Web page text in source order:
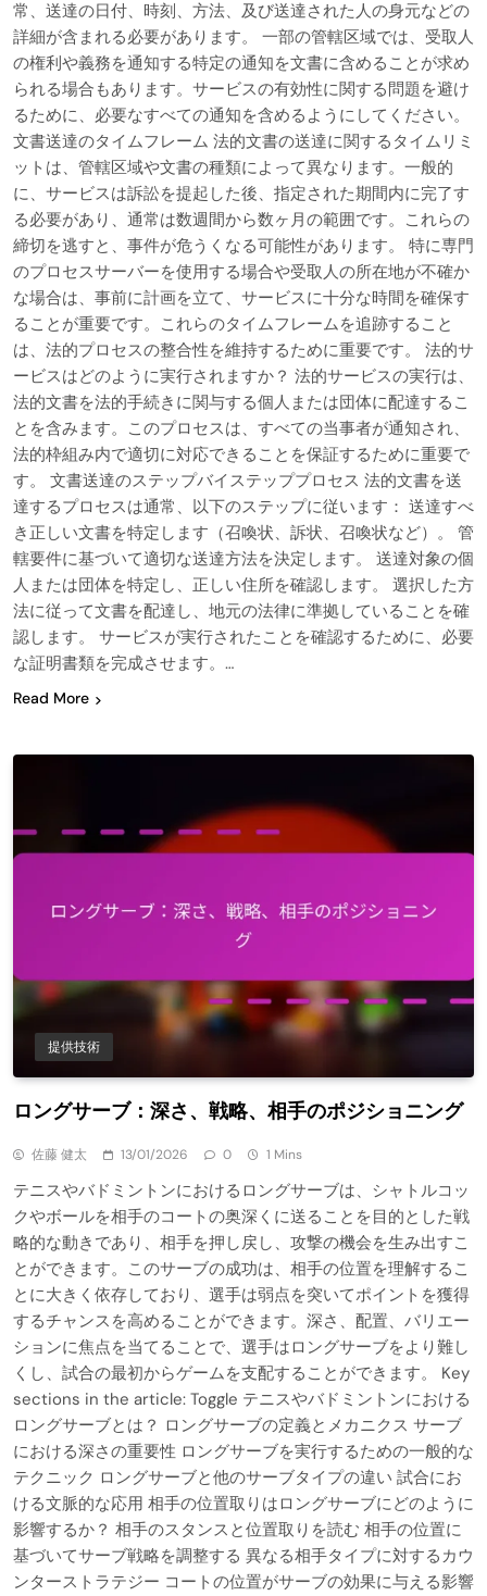
常、送達の日付、時刻、方法、及び送達された人の身元などの
詳細が含まれる必要があります。 一部の管轄区域では、受取人
の権利や義務を通知する特定の通知を文書に含めることが求め
られる場合もあります。サービスの有効性に関する問題を避け
るために、必要なすべての通知を含めるようにしてください。
文書送達のタイムフレーム 法的文書の送達に関するタイムリミ
ットは、管轄区域や文書の種類によって異なります。一般的
に、サービスは訴訟を提起した後、指定された期間内に完了す
る必要があり、通常は数週間から数ヶ月の範囲です。これらの
締切を逃すと、事件が危うくなる可能性があります。 特に専門
のプロセスサーバーを使用する場合や受取人の所在地が不確か
な場合は、事前に計画を立て、サービスに十分な時間を確保す
ることが重要です。これらのタイムフレームを追跡すること
は、法的プロセスの整合性を維持するために重要です。 法的サ
ービスはどのように実行されますか？ 法的サービスの実行は、
法的文書を法的手続きに関与する個人または団体に配達するこ
とを含みます。このプロセスは、すべての当事者が通知され、
法的枠組み内で適切に対応できることを保証するために重要で
す。 文書送達のステップバイステッププロセス 法的文書を送
達するプロセスは通常、以下のステップに従います： 送達すべ
き正しい文書を特定します（召喚状、訴状、召喚状など）。 管
轄要件に基づいて適切な送達方法を決定します。 送達対象の個
人または団体を特定し、正しい住所を確認します。 選択した方
法に従って文書を配達し、地元の法律に準拠していることを確
認します。 サービスが実行されたことを確認するために、必要
な証明書類を完成させます。…
Read More
提供技術
ロングサーブ：深さ、戦略、相手のポジショニング
佐藤 健太 13/01/2026 0 1 Mins
テニスやバドミントンにおけるロングサーブは、シャトルコッ
クやボールを相手のコートの奥深くに送ることを目的とした戦
略的な動きであり、相手を押し戻し、攻撃の機会を生み出すこ
とができます。このサーブの成功は、相手の位置を理解するこ
とに大きく依存しており、選手は弱点を突いてポイントを獲得
するチャンスを高めることができます。深さ、配置、バリエー
ションに焦点を当てることで、選手はロングサーブをより難し
くし、試合の最初からゲームを支配することができます。 Key
sections in the article: Toggle テニスやバドミントンにおける
ロングサーブとは？ ロングサーブの定義とメカニクス サーブ
における深さの重要性 ロングサーブを実行するための一般的な
テクニック ロングサーブと他のサーブタイプの違い 試合にお
ける文脈的な応用 相手の位置取りはロングサーブにどのように
影響するか？ 相手のスタンスと位置取りを読む 相手の位置に
基づいてサーブ戦略を調整する 異なる相手タイプに対するカウ
ンターストラテジー コートの位置がサーブの効果に与える影響